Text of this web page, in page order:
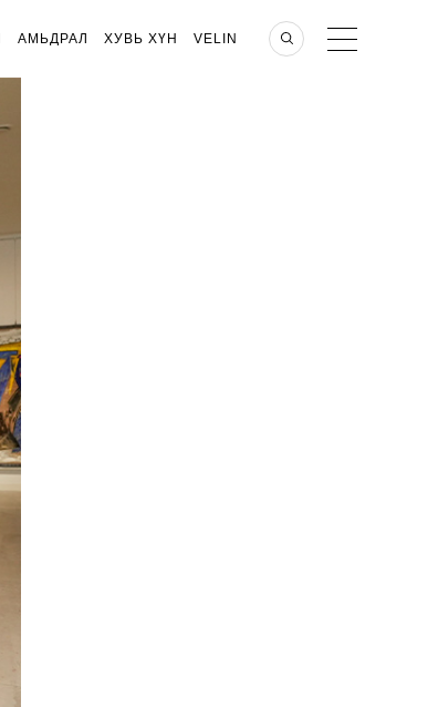
АМЬДРАЛ ХУВЬ ХҮН VELIN